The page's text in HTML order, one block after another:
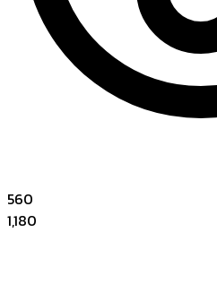
560
1,180